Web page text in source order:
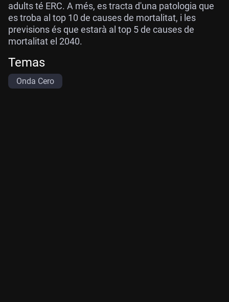
adults té ERC. A més, es tracta d'una patologia que
es troba al top 10 de causes de mortalitat, i les
previsions és que estarà al top 5 de causes de
mortalitat el 2040.
Temas
Onda Cero